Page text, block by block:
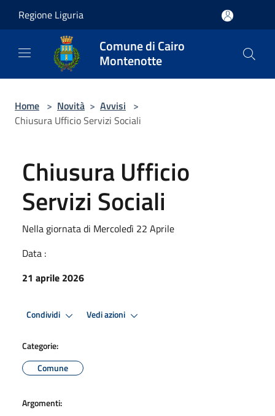
Regione Liguria
Comune di Cairo
Montenotte
Home > Novità > Avvisi >
Chiusura Ufficio Servizi Sociali
Chiusura Ufficio
Servizi Sociali
Nella giornata di Mercoledì 22 Aprile
Data :
21 aprile 2026
Condividi Vedi azioni
Categorie:
Comune
Argomenti: